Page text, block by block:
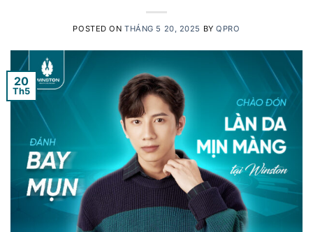
POSTED ONTHÁNG 5 20, 2025 BYQPRO
20
Th5